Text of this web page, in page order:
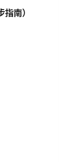
南）